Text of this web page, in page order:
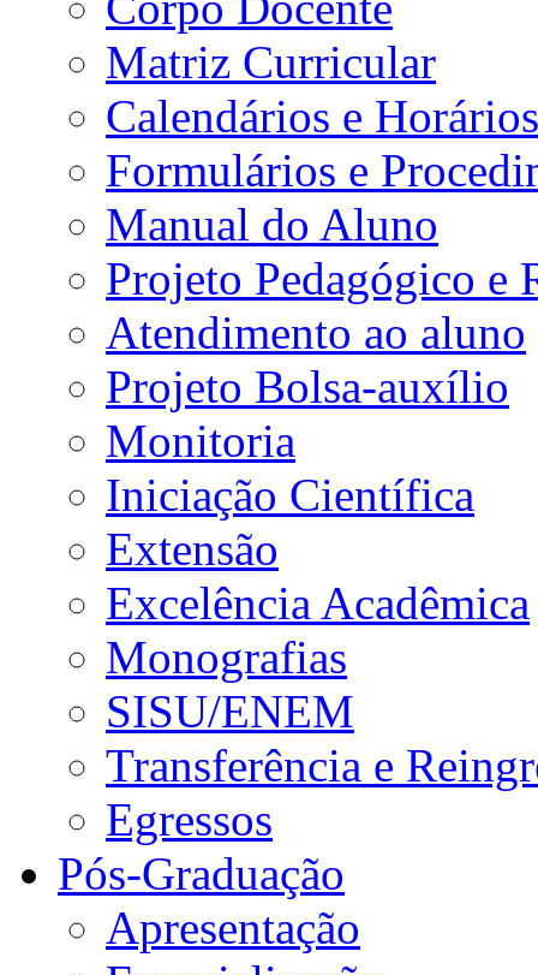
Matriz Curricular
Calendários e Horários
Formulários e
Manual do Aluno
Projeto Pedagógico e
Atendimento ao aluno
Projeto Bolsa-auxílio
Monitoria
Iniciação Científica
Extensão
Excelência Acadêmica
Monografias
SISU/ENEM
Transferência e
Egressos
Pós-Graduação
Apresentação